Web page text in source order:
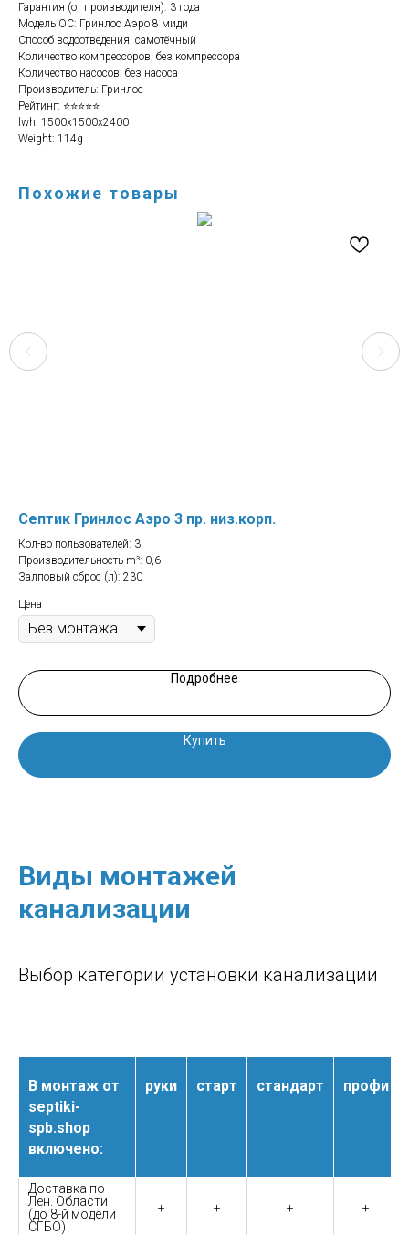
Гарантия (от производителя): 3 года
Модель ОС: Гринлос Аэро 8 миди
Способ водоотведения: самотёчный
Количество компрессоров: без компрессора
Количество насосов: без насоса
Производитель: Гринлос
Рейтинг: ⭐⭐⭐⭐⭐
lwh: 1500x1500x2400
Weight: 114g
Похожие товары
Септик Гринлос Аэро 3 пр. низ.корп.
Кол-во пользователей: 3
Производительность m³: 0,6
Залповый сброс (л): 230
Цена
Подробнее
Купить
Виды монтажей
канализации
Выбор категории установки канализации
В монтаж от
septiki-
spb.shop
включено:
руки старт стандарт профи
Доставка по
Лен. Области
(до 8-й модели
СГБО)
+ + + +